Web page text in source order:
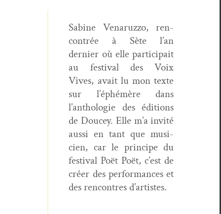
Sabine Venaruz­zo, ren­
con­trée à Sète l’an
dernier où elle par­tic­i­pait
au fes­ti­val des Voix
Vives, avait lu mon texte
sur l’éphémère dans
l’anthologie des édi­tions
de Doucey. Elle m’a invité
aus­si en tant que musi­
cien, car le principe du
fes­ti­val Poët Poët, c’est de
créer des per­for­mances et
des ren­con­tres d’artistes.